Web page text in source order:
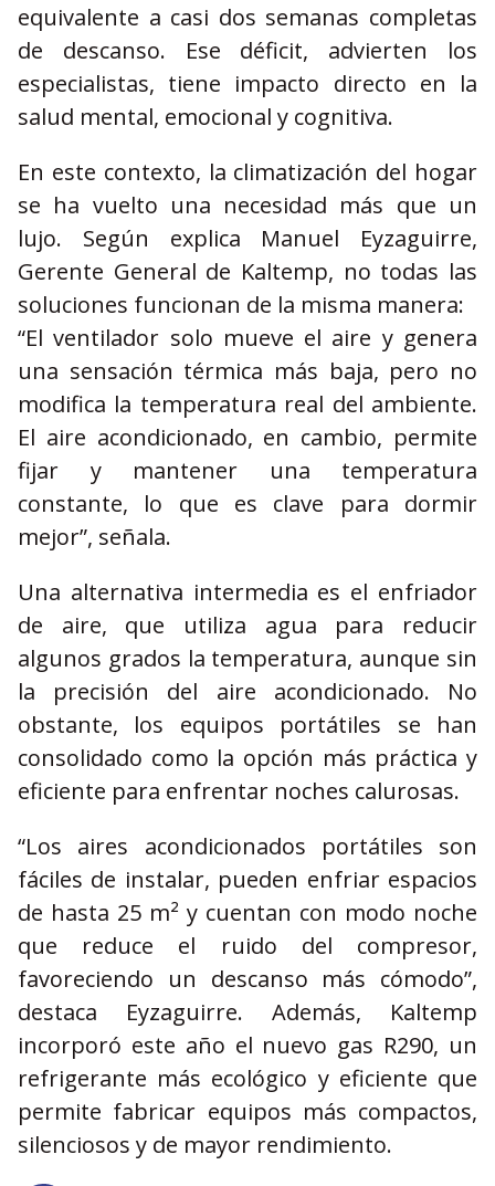
equivalente a casi dos semanas completas
de descanso. Ese déficit, advierten los
especialistas, tiene impacto directo en la
salud mental, emocional y cognitiva.
En este contexto, la climatización del hogar
se ha vuelto una necesidad más que un
lujo. Según explica Manuel Eyzaguirre,
Gerente General de Kaltemp, no todas las
soluciones funcionan de la misma manera:
“El ventilador solo mueve el aire y genera
una sensación térmica más baja, pero no
modifica la temperatura real del ambiente.
El aire acondicionado, en cambio, permite
fijar y mantener una temperatura
constante, lo que es clave para dormir
mejor”, señala.
Una alternativa intermedia es el enfriador
de aire, que utiliza agua para reducir
algunos grados la temperatura, aunque sin
la precisión del aire acondicionado. No
obstante, los equipos portátiles se han
consolidado como la opción más práctica y
eficiente para enfrentar noches calurosas.
“Los aires acondicionados portátiles son
fáciles de instalar, pueden enfriar espacios
de hasta 25 m² y cuentan con modo noche
que reduce el ruido del compresor,
favoreciendo un descanso más cómodo”,
destaca Eyzaguirre. Además, Kaltemp
incorporó este año el nuevo gas R290, un
refrigerante más ecológico y eficiente que
permite fabricar equipos más compactos,
silenciosos y de mayor rendimiento.